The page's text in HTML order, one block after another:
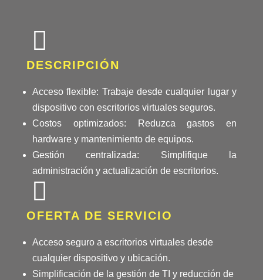
DESCRIPCIÓN
Acceso flexible: Trabaje desde cualquier lugar y
dispositivo con escritorios virtuales seguros.
Costos optimizados: Reduzca gastos en
hardware y mantenimiento de equipos.
Gestión centralizada: Simplifique la
administración y actualización de escritorios.
OFERTA DE SERVICIO
Acceso seguro a escritorios virtuales desde
cualquier dispositivo y ubicación.
Simplificación de la gestión de TI y reducción de